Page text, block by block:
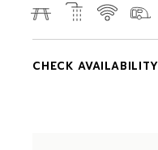
CHECK AVAILABILITY